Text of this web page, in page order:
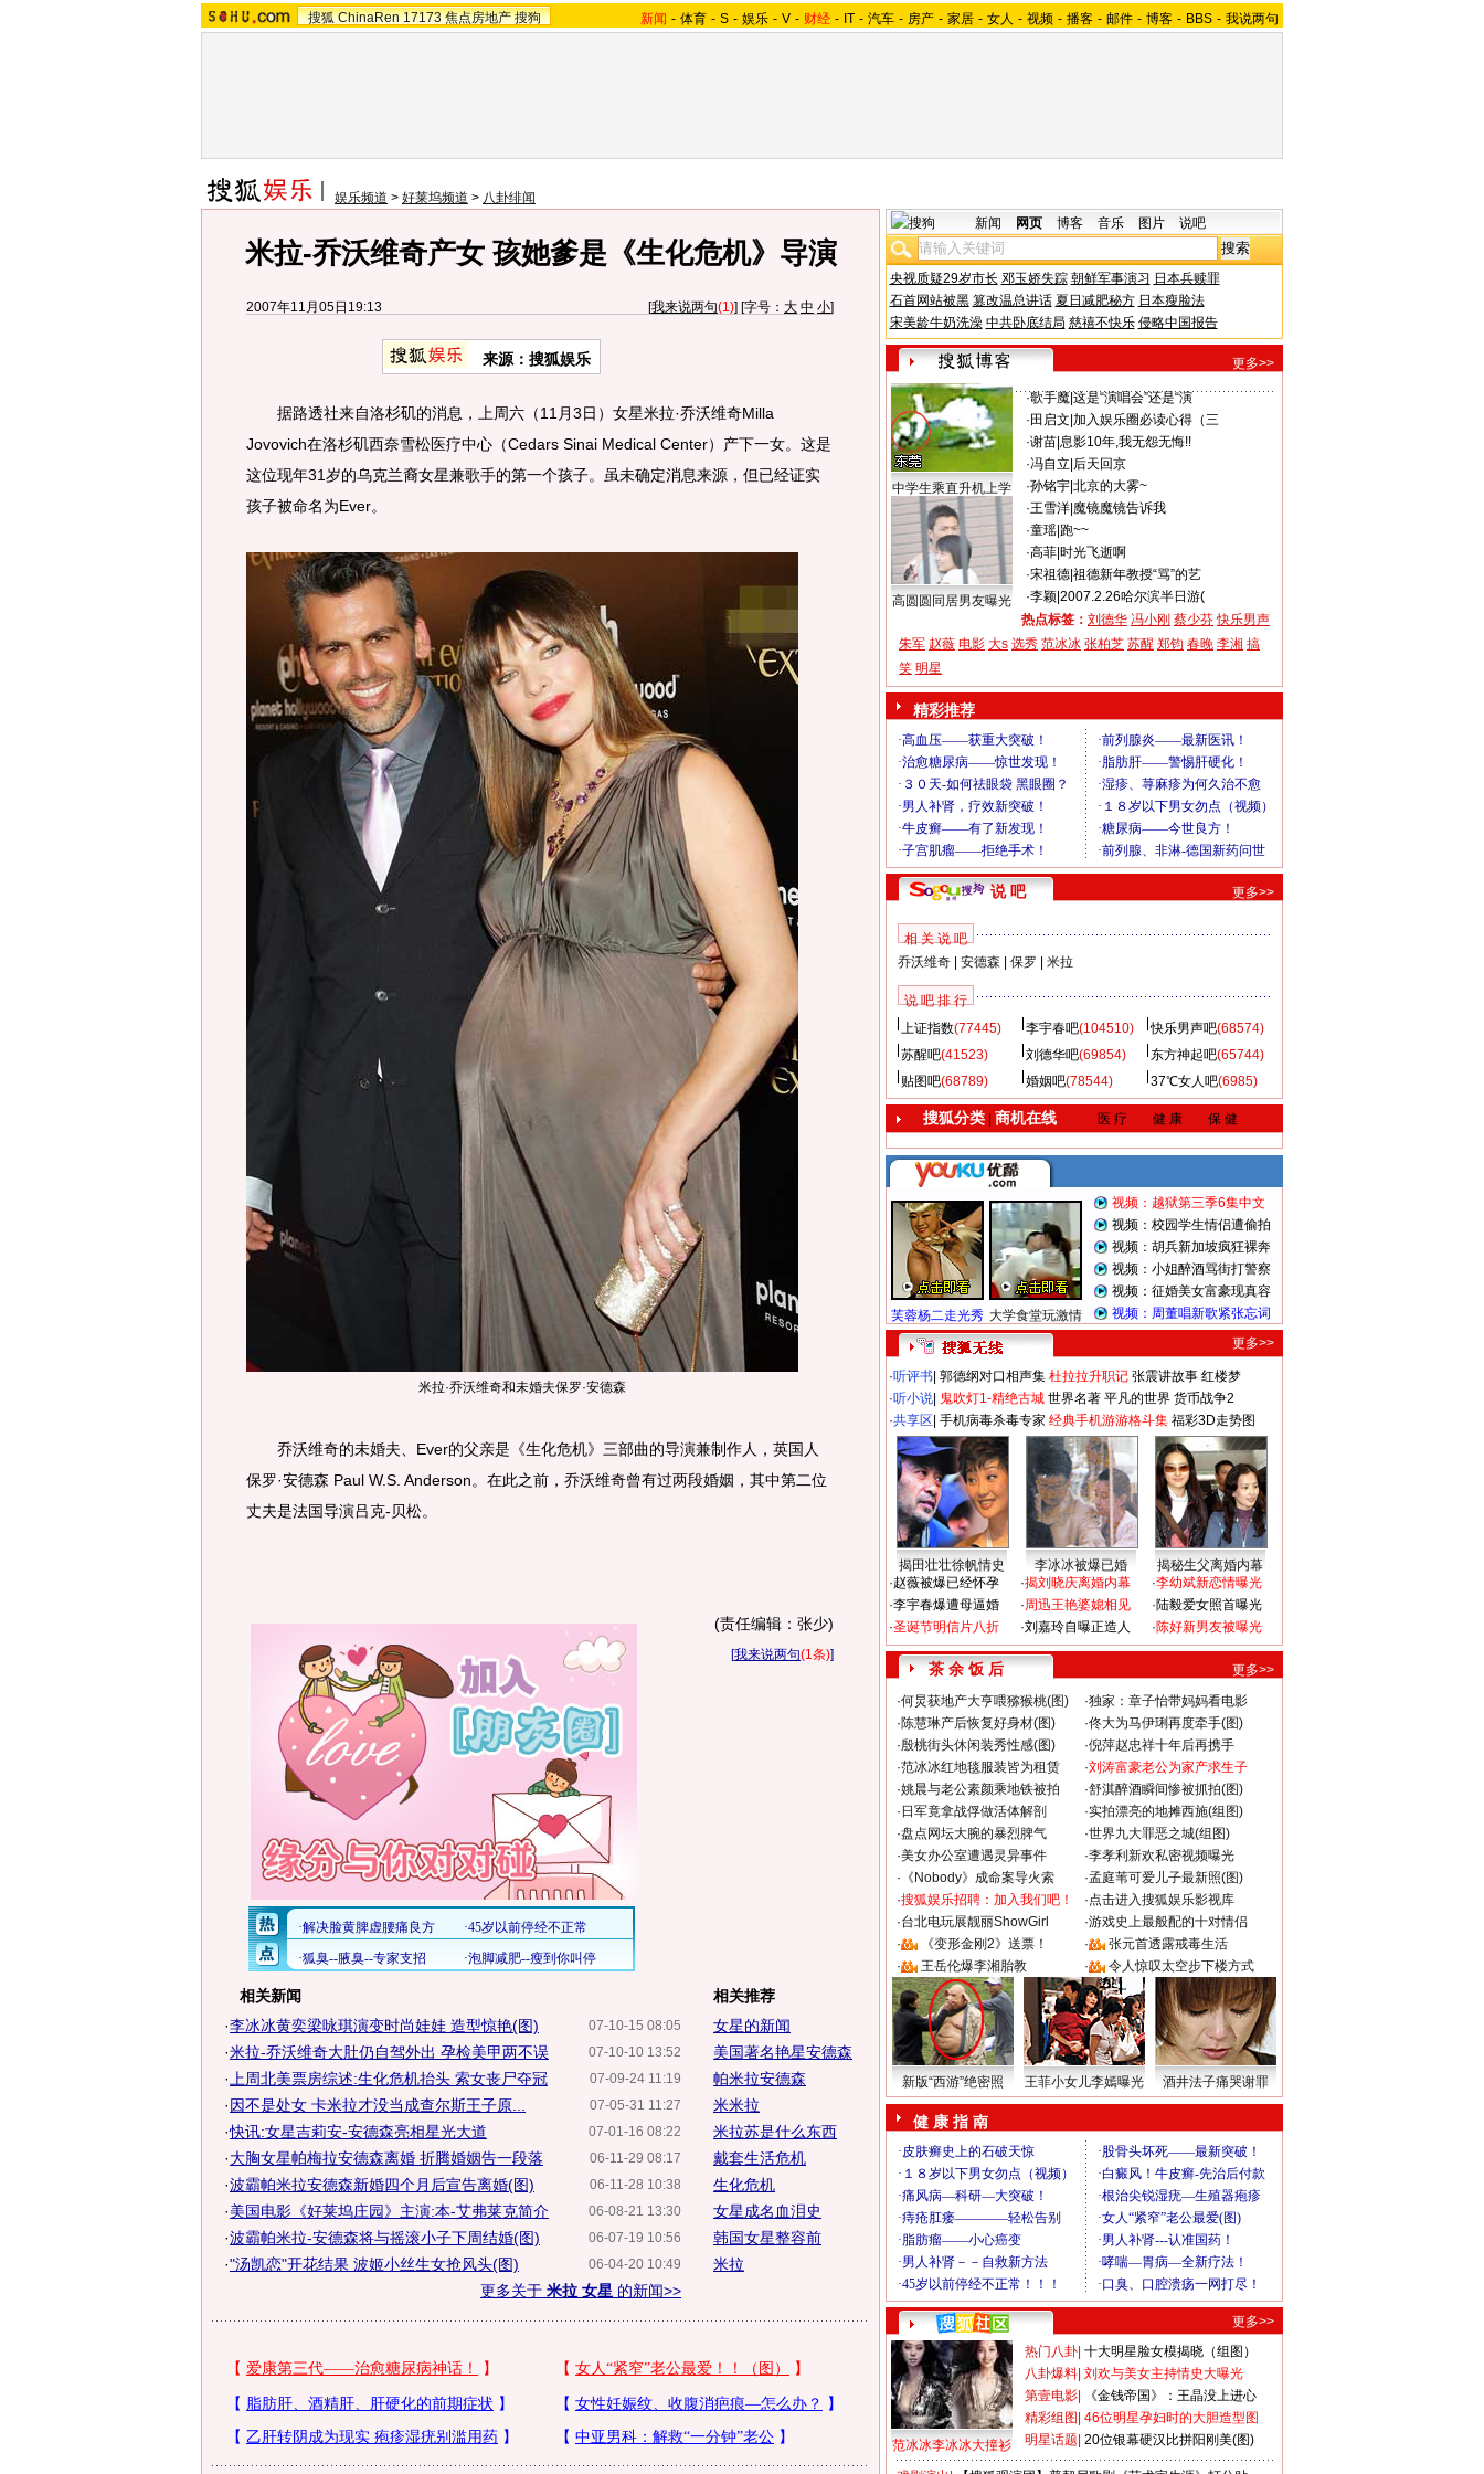
搜狐 ChinaRen 17173 焦点房地产 搜狗 新闻 - 体育 - S - 娱乐 - V - 财经 - IT - 汽车 - 房产 - 家居 - 女人 - 视频 - 播客 - 邮件 - 博客 - BBS - 我说两句
娱乐频道 > 好莱坞频道 > 八卦绯闻
米拉-乔沃维奇产女 孩她爹是《生化危机》导演
2007年11月05日19:13 [我来说两句(1)] [字号： 大 中 小]
来源：搜狐娱乐
据路透社来自洛杉矶的消息，上周六（11月3日）女星米拉·乔沃维奇Milla
Jovovich在洛杉矶西奈雪松医疗中心（Cedars Sinai Medical Center）产下一女。这是
这位现年31岁的乌克兰裔女星兼歌手的第一个孩子。虽未确定消息来源，但已经证实
孩子被命名为Ever。
米拉·乔沃维奇和未婚夫保罗·安德森
乔沃维奇的未婚夫、Ever的父亲是《生化危机》三部曲的导演兼制作人，英国人
保罗·安德森 Paul W.S. Anderson。在此之前，乔沃维奇曾有过两段婚姻，其中第二位
丈夫是法国导演吕克-贝松。
(责任编辑：张少)
[我来说两句(1条)]
相关新闻
07-10-15 08:05
·李冰冰黄奕梁咏琪演变时尚娃娃 造型惊艳(图)
07-10-10 13:52
·米拉-乔沃维奇大肚仍自驾外出 孕检美甲两不误
07-09-24 11:19
· 上周北美票房综述:生化危机抬头 索女丧尸夺冠
07-05-31 11:27
·因不是处女 卡米拉才没当成查尔斯王子原...
07-01-16 08:22
·快讯:女星吉莉安-安德森亮相星光大道
06-11-29 08:17
·大胸女星帕梅拉安德森离婚 折腾婚姻告一段落
06-11-28 10:38
·波霸帕米拉安德森新婚四个月后宣告离婚(图)
06-08-21 13:30
·美国电影《好莱坞庄园》主演:本-艾弗莱克简介
06-07-19 10:56
·波霸帕米拉-安德森将与摇滚小子下周结婚(图)
06-04-20 10:49
·"汤凯恋"开花结果 波姬小丝生女抢风头(图)
更多关于 米拉 女星 的新闻>>
相关推荐
女星的新闻
美国著名艳星安德森
帕米拉安德森
米米拉
米拉苏是什么东西
戴套生活危机
生化危机
女星成名血泪史
韩国女星整容前
米拉
新闻 网页 博客 音乐 图片 说吧
央视质疑29岁市长 邓玉娇失踪 朝鲜军事演习 日本兵赎罪
石首网站被黑 篡改温总讲话 夏日减肥秘方 日本瘦脸法
宋美龄牛奶洗澡 中共卧底结局 慈禧不快乐 侵略中国报告
更多>>
中学生乘直升机上学
高圆圆同居男友曝光
·歌手魔| 这是“演唱会”还是“演
· 田启文 加入娱乐圈必读心得（三
·谢苗| 息影10年,我无怨无悔!!
·冯自立 后天回京
·孙铭宇| 北京的大雾~
·王雪洋| 魔镜魔镜告诉我
·童瑶| 跑~~
·高菲| 时光飞逝啊
·宋祖德| 祖德新年教授“骂”的艺
·李颖| 2007.2.26哈尔滨半日游(
热点标签： 刘德华 冯小刚 蔡少芬 快乐男声
朱军 赵薇 电影 大s 选秀 范冰冰 张柏芝 苏醒 郑钧 春晚 李湘 搞
笑 明星
精彩推荐
说 吧 更多>>
相 关 说 吧
乔沃维奇| 安德森 保罗 米拉
说 吧 排 行
上证指数(77445) 李宇春吧(104510) 快乐男声吧(68574)
苏醒吧(41523) 刘德华吧(69854) 东方神起吧(65744)
贴图吧(68789) 婚姻吧(78544) 37℃女人吧(6985)
搜狐分类| 商机在线 医 疗 健 康 保 健
芙蓉杨二走光秀 大学食堂玩激情
视频：越狱第三季6集中文
视频：校园学生情侣遭偷拍
视频：胡兵新加坡疯狂裸奔
视频：小姐醉酒骂街打警察
视频：征婚美女富豪现真容
视频：周董唱新歌紧张忘词
更多>>
·听评书 郭德纲对口相声集 杜拉拉升职记 张震讲故事 红楼梦
·听小说 鬼吹灯1-精绝古城 世界名著 平凡的世界 货币战争2
·共享区 手机病毒杀毒专家 经典手机游游格斗集 福彩3D走势图
揭田壮壮徐帆情史 李冰冰被爆已婚
揭秘生父离婚内幕
·赵薇被爆已经怀孕
·李宇春爆遭母逼婚
·圣诞节明信片八折
·揭刘晓庆离婚内幕
·周迅王艳婆媳相见
·刘嘉玲自曝正造人
·李幼斌新恋情曝光
·陆毅爱女照首曝光
·陈好新男友被曝光
茶 余 饭 后
更多>>
·何炅获地产大亨喂猕猴桃(图) ·独家：章子怡带妈妈看电影
·陈慧琳产后恢复好身材(图) ·佟大为马伊琍再度牵手(图)
·殷桃街头休闲装秀性感(图) ·倪萍赵忠祥十年后再携手
·范冰冰红地毯服装皆为租赁 ·刘涛富豪老公为家产求生子
·姚晨与老公素颜乘地铁被拍 ·舒淇醉酒瞬间惨被抓拍(图)
· 日军竟拿战俘做活体解剖 ·实拍漂亮的地摊西施(组图)
·盘点网坛大腕的暴烈脾气 ·世界九大罪恶之城(组图)
·美女办公室遭遇灵异事件 ·李孝利新欢私密视频曝光
· 《Nobody》成命案导火索 ·孟庭苇可爱儿子最新照(图)
·搜狐娱乐招聘：加入我们吧！ ·点击进入搜狐娱乐影视库
·台北电玩展靓丽ShowGirl ·游戏史上最般配的十对情侣
·
《变形金刚2》送票！ ·
张元首透露戒毒生活
·
王岳伦爆李湘胎教 · 令人惊叹太空步下楼方式
新版“西游”绝密照 王菲小女儿李嫣曝光 酒井法子痛哭谢罪
健 康 指 南
更多>>
范冰冰李冰冰大撞衫
热门八卦 十大明星脸女模揭晓（组图）
八卦爆料 刘欢与美女主持情史大曝光
第壹电影
《金钱帝国》：王晶没上进心
精彩组图 46位明星孕妇时的大胆造型图
明星话题 20位银幕硬汉比拼阳刚美(图)